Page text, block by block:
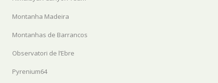
Montanha Madeira
Montanhas de Barrancos
Observatori de l’Ebre
Pyrenium64